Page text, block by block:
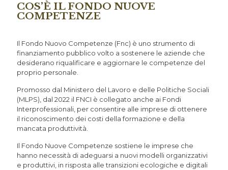
COS’È IL FONDO NUOVE
COMPETENZE
Il Fondo Nuovo Competenze (Fnc) è uno strumento di
finanziamento pubblico volto a sostenere le aziende che
desiderano riqualificare e aggiornare le competenze del
proprio personale.
Promosso dal Ministero del Lavoro e delle Politiche Sociali
(MLPS), dal 2022 il FNCI è collegato anche ai Fondi
Interprofessionali, per consentire alle imprese di ottenere
il riconoscimento dei costi della formazione e della
mancata produttività.
Il Fondo Nuove Competenze sostiene le imprese che
hanno necessità di adeguarsi a nuovi modelli organizzativi
e produttivi, in risposta alle transizioni ecologiche e digitali